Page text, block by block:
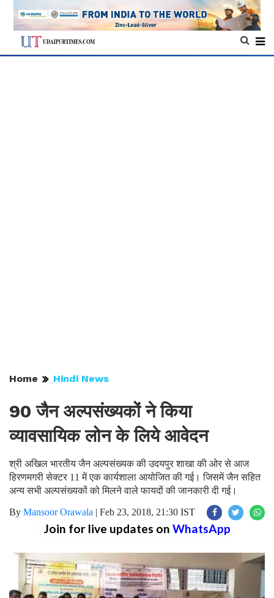
Home Hindi News
90 जैन अल्पसंख्यकों ने किया
व्यावसायिक लोन के लिये आवेदन
श्री अखिल भारतीय जैन अल्पसंख्यक की उदयपुर शाखा की ओर से आज
हिरणमगरी सेक्टर 11 में एक कार्यशाला आयोजित की गई। जिसमें जैन सहित
अन्य सभी अल्पसंख्यकों को मिलने वाले फायदों की जानकारी दी गई।
By Mansoor Orawala | Feb 23, 2018, 21:30 IST
Join for live updates on WhatsApp